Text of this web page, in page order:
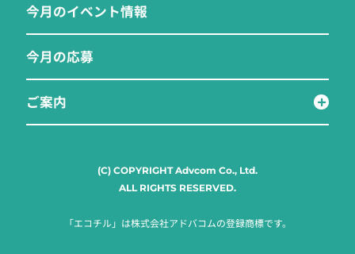
今月のイベント情報
今月の応募
ご案内
(C) COPYRIGHT Advcom Co., Ltd.
ALL RIGHTS RESERVED.
「エコチル」は株式会社アドバコムの登録商標です。